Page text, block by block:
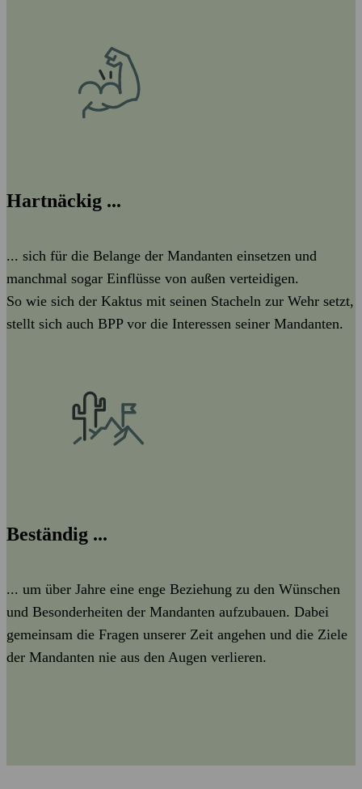
Hartnäckig ...
... sich für die Belange der Mandanten einsetzen und
manchmal sogar Einflüsse von außen verteidigen.
So wie sich der Kaktus mit seinen Stacheln zur Wehr setzt,
stellt sich auch BPP vor die Interessen seiner Mandanten.
Beständig ...
... um über Jahre eine enge Beziehung zu den Wünschen
und Besonderheiten der Mandanten aufzubauen. Dabei
gemeinsam die Fragen unserer Zeit angehen und die Ziele
der Mandanten nie aus den Augen verlieren.